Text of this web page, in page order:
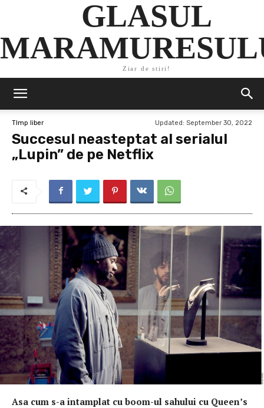
GLASUL
Ziar de stiri!
TImp liber Updated: September 30, 2022
Succesul neasteptat al serialul
„Lupin” de pe Netflix
Asa cum s-a intamplat cu boom-ul sahului cu Queen’s